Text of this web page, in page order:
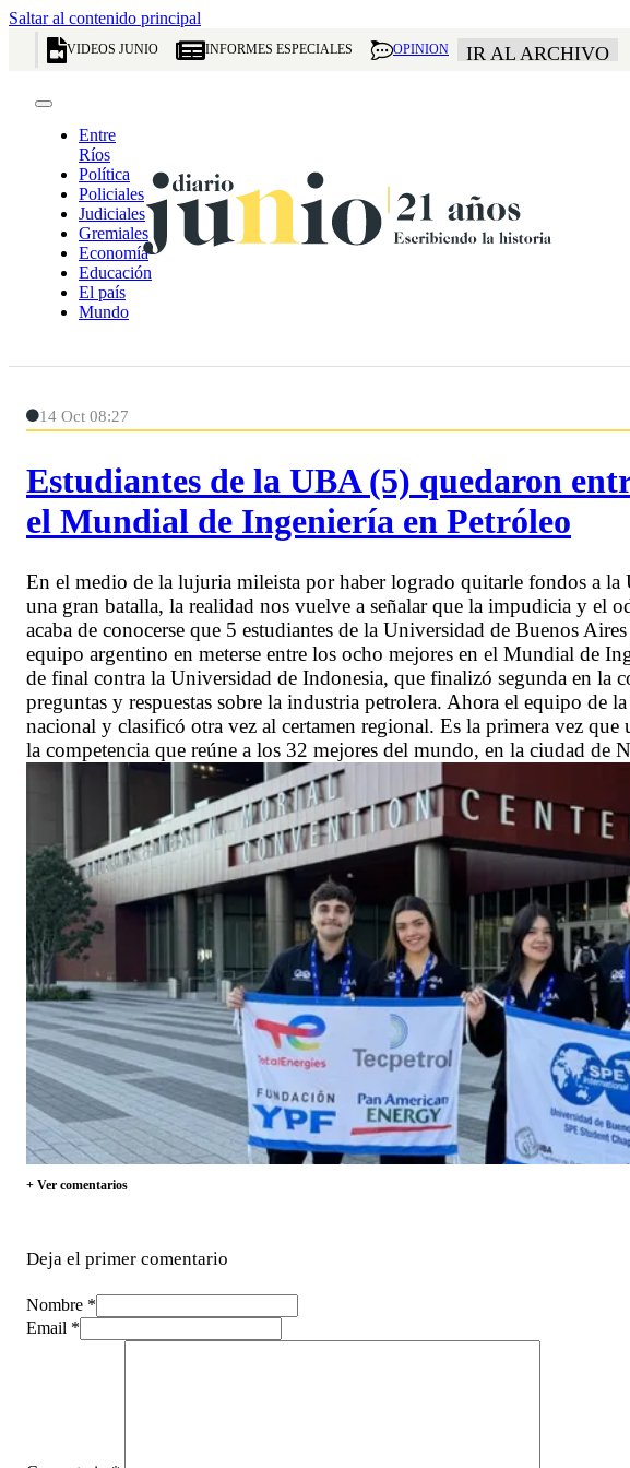
Saltar al contenido principal
VIDEOS JUNIO INFORMES ESPECIALES OPINION IR AL ARCHIVO
Entre
Ríos
Política
Policiales
Judiciales
Gremiales
Economía
Educación
El país
Mundo
14 Oct 08:27
Estudiantes de la UBA (5) quedaron
el Mundial de Ingeniería en Petróleo
En el medio de la lujuria mileista por haber logrado quitarle fondos a
una gran batalla, la realidad nos vuelve a señalar que la impudicia y el
acaba de conocerse que 5 estudiantes de la Universidad de Buenos
equipo argentino en meterse entre los ocho mejores en el Mundial de
de final contra la Universidad de Indonesia, que finalizó segunda en la
preguntas y respuestas sobre la industria petrolera. Ahora el equipo de
nacional y clasificó otra vez al certamen regional. Es la primera vez
la competencia que reúne a los 32 mejores del mundo, en la ciudad de
+ Ver comentarios
Deja el primer comentario
Nombre *
Email *